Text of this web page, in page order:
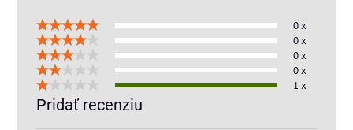
0 x
0 x
0 x
0 x
1 x
Pridať recenziu